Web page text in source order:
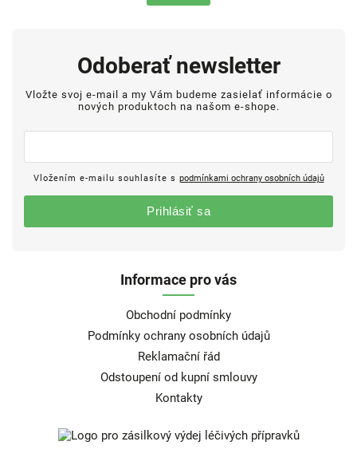
Informace pro vás
Obchodní podmínky
Podmínky ochrany osobních údajů
Reklamační řád
Odstoupení od kupní smlouvy
Kontakty
Odoberať newsletter
Vložte svoj e-mail a my Vám budeme zasielať informácie o
nových produktoch na našom e-shope.
Vložením e-mailu souhlasíte s podmínkami ochrany osobních údajů
Prihlásiť sa